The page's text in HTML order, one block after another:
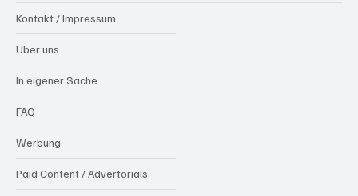
Kontakt / Impressum
Über uns
In eigener Sache
FAQ
Werbung
Paid Content / Advertorials